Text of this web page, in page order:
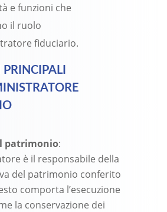
e funzioni che
il ruolo
fiduciario.
patrimonio:
è il responsabile della
del patrimonio conferito
comporta l’esecuzione
la conservazione dei